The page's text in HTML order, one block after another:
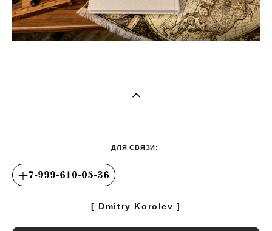
ДЛЯ СВЯЗИ:
+7-999-610-05-36
​[ Dmitry Korolev ]